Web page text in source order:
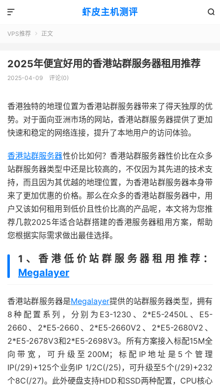
虾皮主机测评 

VPS推荐  正文
2025年便宜好用的香港站群服务器租用推荐
2025-04-09 评论(0)
香港独特的地理位置为香港站群服务器带来了得天独厚的优
势。对于面向亚洲市场的网站，香港站群服务器提供了更加
快速和稳定的网络连接，提升了本地用户的访问体验。
香港站群服务器性价比如何？香港站群服务器性价比在众多
站群服务器类型中还是比较高的，不仅因为其先进的技术支
持，而且因为其优越的地理位置，为香港站群服务器本身带
来了更加优惠的价格。那么在众多的香港站群服务器中，用
户又该如何租用到低价且性价比高的产品呢，本文将为您推
荐几款2025年适合站群搭建的香港服务器租用方案，帮助
您根据实际需求做出最佳选择。
1、香港低价站群服务器租用推荐：
Megalayer
香港站群服务器是Megalayer提供的站群服务器类型，拥有
8种配置系列，分别为E3-1230、2*E5-2450L、E5-
2660、2*E5-2660、2*E5-2660V2、2*E5-2680V2、
2*E5-2678V3和2*E5-2698V3。所有方案接入标配15M全
向带宽，可升级至200M；标配IP地址是5个管理
IP(/29)+125个业务IP 1/2C(/25)，可升级至5个(/29)+232
个8C(/27)。此外硬盘支持HDD和SSD两种配置，CPU核心